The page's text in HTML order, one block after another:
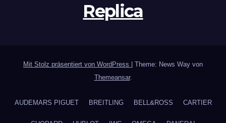
Replica
Mit Stolz präsentiert von WordPress
Theme: News Way von
Themeansar.
AUDEMARS PIGUET BREITLING BELL&ROSS CARTIER